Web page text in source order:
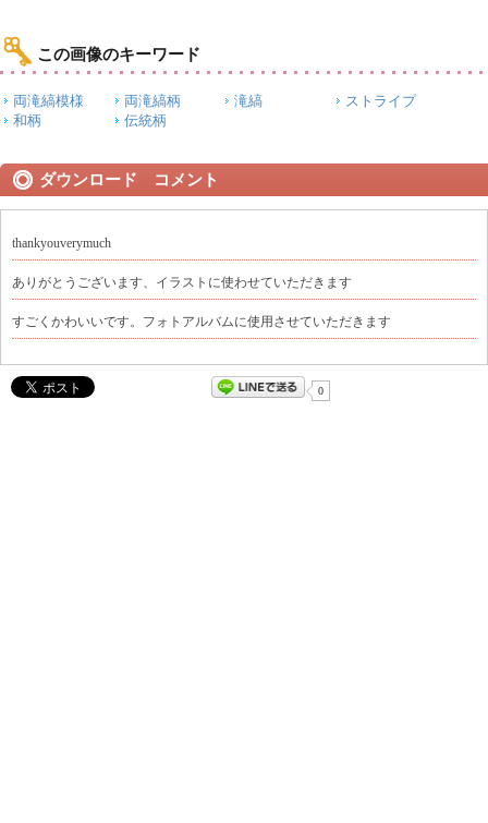
この画像のキーワード
両滝縞模様 両滝縞柄 滝縞
ストライプ
和柄
伝統柄
ダウンロード コメント
thankyouverymuch
ありがとうございます、イラストに使わせていただきます
すごくかわいいです。フォトアルバムに使用させていただきます
0